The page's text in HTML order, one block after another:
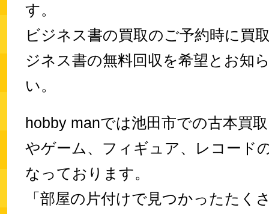
す。
ビジネス書の買取のご予約時に買
ジネス書の無料回収を希望とお知
い。
hobby manでは池田市での古本買
やゲーム、フィギュア、レコード
なっております。
「部屋の片付けで見つかったたく